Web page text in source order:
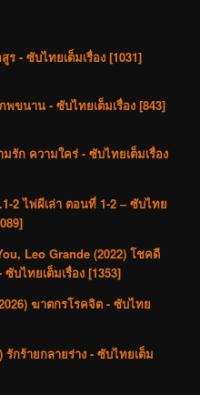
ร - ซับไทยเต็มเรื่อง [1031]
พขนาน - ซับไทยเต็มเรื่อง [843]
มรัก ความใคร่ - ซับไทยเต็มเรื่อง
2 ไพ่ผีเล่า ตอนที่ 1-2 – ซับไทย
Leo Grande (2022) โชคดี
บไทยเต็มเรื่อง [1353]
ฆาตกรโรคจิต - ซับไทย
รักร้ายกลายร่าง - ซับไทยเต็ม